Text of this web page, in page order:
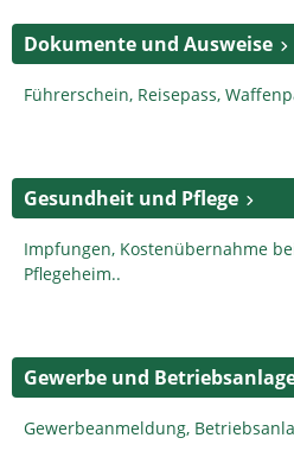
Dokumente und Ausweise
Führerschein, Reisepass,
Gesundheit und Pflege
Impfungen, Kostenübernahme
Pflegeheim..
Gewerbe und
Gewerbeanmeldung,